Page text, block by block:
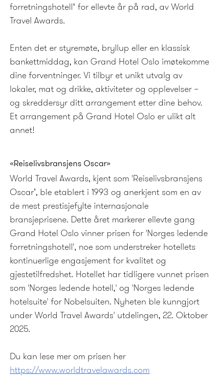
forretningshotell" for ellevte år på rad, av World
Travel Awards.
Enten det er styremøte, bryllup eller en klassisk
bankettmiddag, kan Grand Hotel Oslo imøtekomme
dine forventninger. Vi tilbyr et unikt utvalg av
lokaler, mat og drikke, aktiviteter og opplevelser –
og skreddersyr ditt arrangement etter dine behov.
Et arrangement på Grand Hotel Oslo er ulikt alt
annet!
«Reiselivsbransjens Oscar»
World Travel Awards, kjent som 'Reiselivsbransjens
Oscar’, ble etablert i 1993 og anerkjent som en av
de mest prestisjefylte internasjonale
bransjeprisene. Dette året markerer ellevte gang
Grand Hotel Oslo vinner prisen for 'Norges ledende
forretningshotell', noe som understreker hotellets
kontinuerlige engasjement for kvalitet og
gjestetilfredshet. Hotellet har tidligere vunnet prisen
som 'Norges ledende hotell,' og 'Norges ledende
hotelsuite' for Nobelsuiten. Nyheten ble kunngjort
under World Travel Awards' utdelingen, 22. Oktober
2025.
Du kan lese mer om prisen her
https://www.worldtravelawards.com